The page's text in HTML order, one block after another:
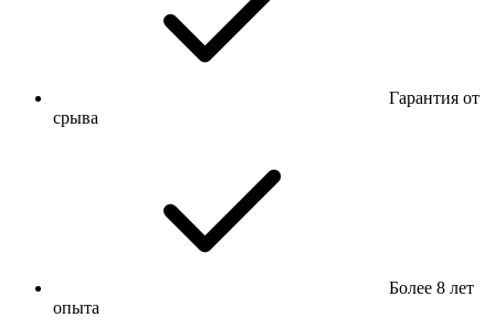
Гарантия от
срыва
Более 8 лет
опыта